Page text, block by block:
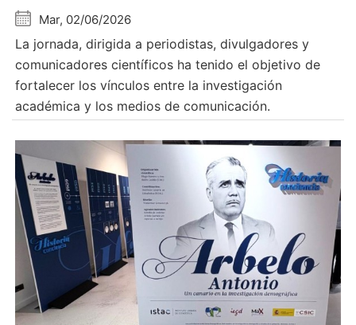
Mar, 02/06/2026
La jornada, dirigida a periodistas, divulgadores y
comunicadores científicos ha tenido el objetivo de
fortalecer los vínculos entre la investigación
académica y los medios de comunicación.